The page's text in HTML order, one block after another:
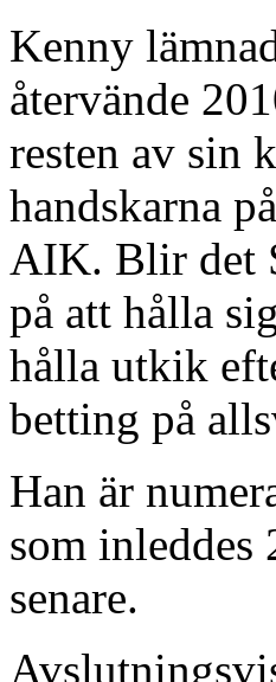
Kenny
återvände
resten av sin
handskarna
AIK. Blir det
på att hålla
hålla utkik
betting på
Han är
som inleddes
senare.